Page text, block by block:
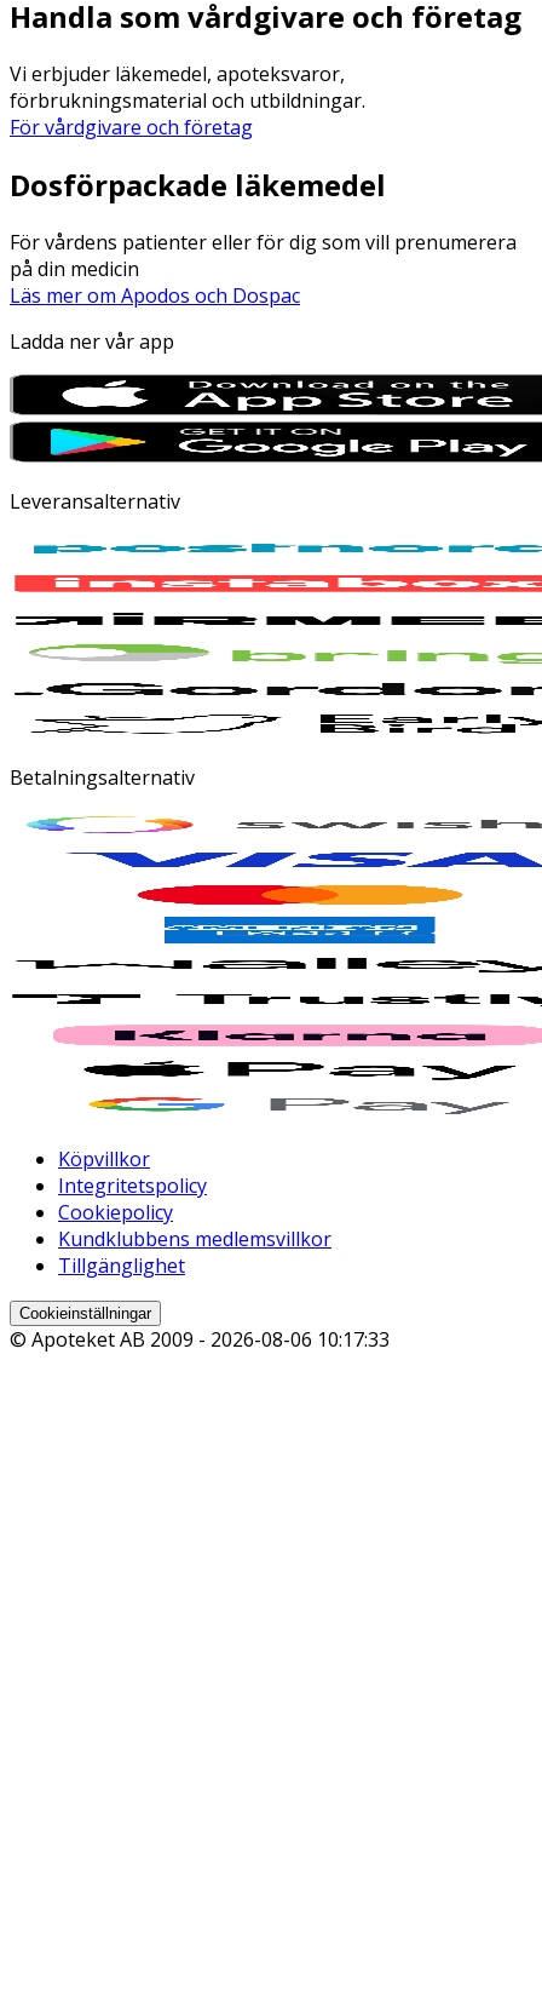
Handla som vårdgivare och företag
Vi erbjuder läkemedel, apoteksvaror,
förbrukningsmaterial och utbildningar.
För vårdgivare och företag
Dosförpackade läkemedel
För vårdens patienter eller för dig som vill prenumerera
på din medicin
Läs mer om Apodos och Dospac
Ladda ner vår app
Leveransalternativ
Betalningsalternativ
Köpvillkor
Integritetspolicy
Cookiepolicy
Kundklubbens medlemsvillkor
Tillgänglighet
Cookieinställningar
© Apoteket AB 2009 - 2026-08-06 10:17:33